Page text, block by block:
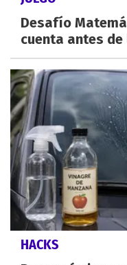
Desafío
cuenta antes
HACKS